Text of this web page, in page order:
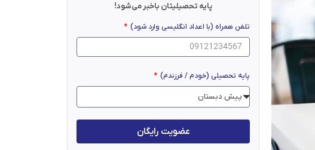
پایه تحصیلیتان باخبر می‌شود!
تلفن همراه (با اعداد انگلیسی وارد شود)
پایه تحصیلی (خودم / فرزندم)
عضویت رایگان